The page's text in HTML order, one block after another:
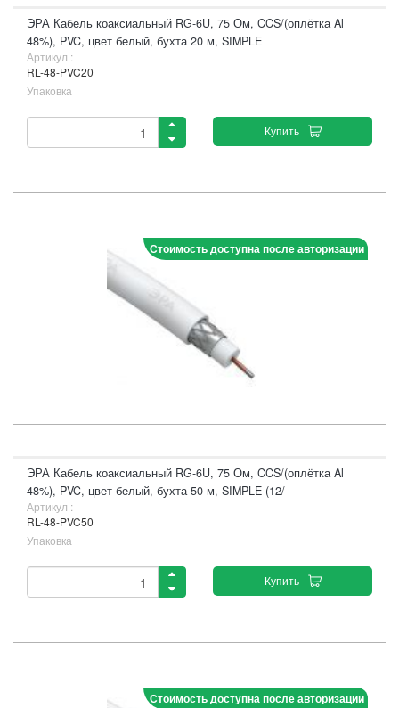
ЭРА Кабель коаксиальный RG-6U, 75 Ом, CCS/(оплётка Al
48%), PVC, цвет белый, бухта 20 м, SIMPLE
Артикул :
RL-48-PVC20
Упаковка
Купить
Стоимость доступна после авторизации
ЭРА Кабель коаксиальный RG-6U, 75 Ом, CCS/(оплётка Al
48%), PVC, цвет белый, бухта 50 м, SIMPLE (12/
Артикул :
RL-48-PVC50
Упаковка
Купить
Стоимость доступна после авторизации